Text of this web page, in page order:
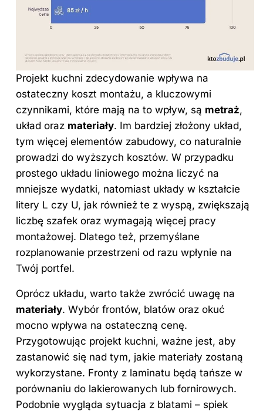
Projekt kuchni zdecydowanie wpływa na
ostateczny koszt montażu, a kluczowymi
czynnikami, które mają na to wpływ, są metraż,
układ oraz materiały. Im bardziej złożony układ,
tym więcej elementów zabudowy, co naturalnie
prowadzi do wyższych kosztów. W przypadku
prostego układu liniowego można liczyć na
mniejsze wydatki, natomiast układy w kształcie
litery L czy U, jak również te z wyspą, zwiększają
liczbę szafek oraz wymagają więcej pracy
montażowej. Dlatego też, przemyślane
rozplanowanie przestrzeni od razu wpłynie na
Twój portfel.
Oprócz układu, warto także zwrócić uwagę na
materiały. Wybór frontów, blatów oraz okuć
mocno wpływa na ostateczną cenę.
Przygotowując projekt kuchni, ważne jest, aby
zastanowić się nad tym, jakie materiały zostaną
wykorzystane. Fronty z laminatu będą tańsze w
porównaniu do lakierowanych lub fornirowych.
Podobnie wygląda sytuacja z blatami – spiek